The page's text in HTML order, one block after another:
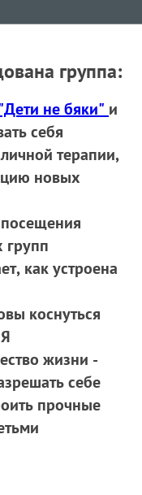
группа:
не бяки" и
себя
терапии,
новых
групп
как устроена
коснуться
жизни -
себе
прочные